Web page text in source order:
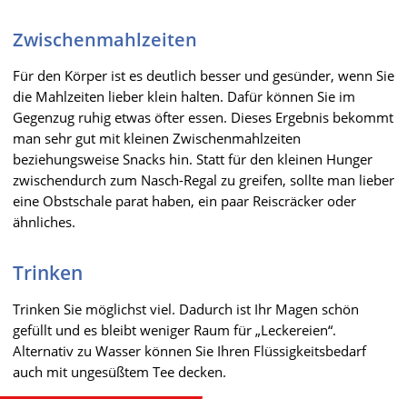
Zwischenmahlzeiten
Für den Körper ist es deutlich besser und gesünder, wenn Sie
die Mahlzeiten lieber klein halten. Dafür können Sie im
Gegenzug ruhig etwas öfter essen. Dieses Ergebnis bekommt
man sehr gut mit kleinen Zwischenmahlzeiten
beziehungsweise Snacks hin. Statt für den kleinen Hunger
zwischendurch zum Nasch-Regal zu greifen, sollte man lieber
eine Obstschale parat haben, ein paar Reiscräcker oder
ähnliches.
Trinken
Trinken Sie möglichst viel. Dadurch ist Ihr Magen schön
gefüllt und es bleibt weniger Raum für „Leckereien“.
Alternativ zu Wasser können Sie Ihren Flüssigkeitsbedarf
auch mit ungesüßtem Tee decken.